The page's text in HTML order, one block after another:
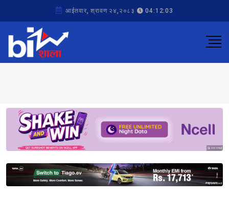
आईतवार, श्रावण २४,२०८३ 04:12:03
Sponsored
Sponsored